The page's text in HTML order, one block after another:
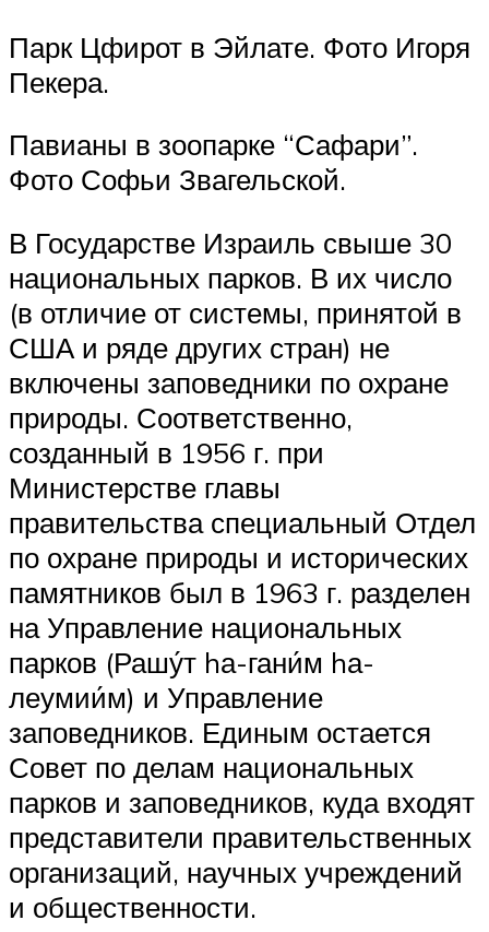
Парк Цфирот в Эйлате. Фото Игоря
Пекера.
Павианы в зоопарке “Сафари”.
Фото Софьи Звагельской.
В Государстве Израиль свыше 30
национальных парков. В их число
(в отличие от системы, принятой в
США и ряде других стран) не
включены заповедники по охране
природы. Соответственно,
созданный в 1956 г. при
Министерстве главы
правительства специальный Отдел
по охране природы и исторических
памятников был в 1963 г. разделен
на Управление национальных
парков (Рашу́т hа-гани́м hа-
леумии́м) и Управление
заповедников. Единым остается
Совет по делам национальных
парков и заповедников, куда входят
представители правительственных
организаций, научных учреждений
и общественности.